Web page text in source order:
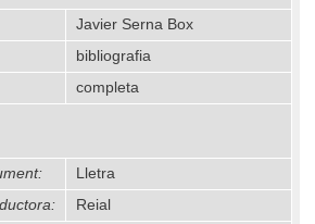
Javier Serna Box
bibliografia
completa
Lletra
Reial